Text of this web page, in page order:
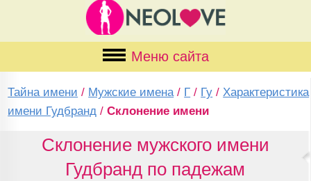
Меню сайта
Тайна имени / Мужские имена / Г / Гу /Характеристика
имени Гудбранд /Склонение имени
Склонение мужского имени
Гудбранд по падежам